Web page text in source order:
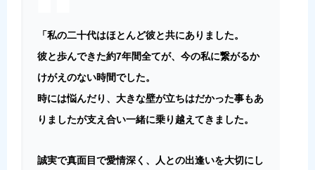
「私の二十代はほとんど彼と共にありました。
彼と歩んできた約7年間全てが、今の私に繋がるか
けがえのない時間でした。
時には悩んだり、大きな壁が立ちはだかった事もあ
りましたが支え合い一緒に乗り越えてきました。
誠実で真面目で愛情深く、人との出逢いを大切にし